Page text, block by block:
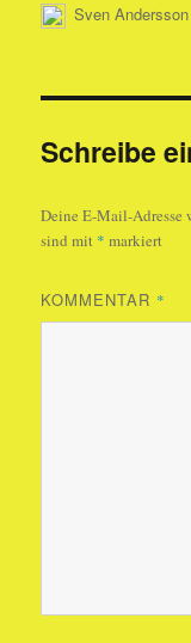
Autor
Sven Andersson
Schreibe
Deine E-Mail-
sind mit * markiert
KOMMENTAR *